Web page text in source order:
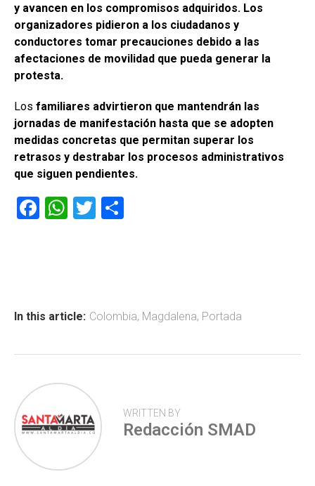
y avancen en los compromisos adquiridos. Los
organizadores pidieron a los ciudadanos y
conductores tomar precauciones debido a las
afectaciones de movilidad que pueda generar la
protesta.
Los familiares advirtieron que mantendrán las
jornadas de manifestación hasta que se adopten
medidas concretas que permitan superar los
retrasos y destrabar los procesos administrativos
que siguen pendientes.
F
ok
W
p
T
tir
In this article: Colombia, Magdalena, Portada
WRITTEN BY
Redacción SMAD